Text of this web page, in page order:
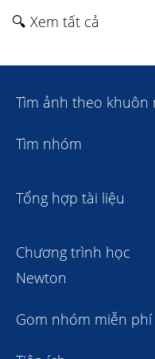
🔍 Xem tất cả
Tìm ảnh theo khuôn
Tìm nhóm
Tổng hợp tài liệu
Chương trình học
Newton
Gom nhóm miễn phí